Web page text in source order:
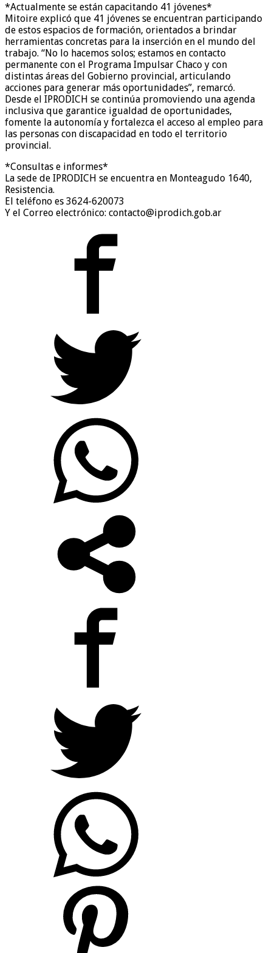
*Actualmente se están capacitando 41 jóvenes*
Mitoire explicó que 41 jóvenes se encuentran participando
de estos espacios de formación, orientados a brindar
herramientas concretas para la inserción en el mundo del
trabajo. “No lo hacemos solos; estamos en contacto
permanente con el Programa Impulsar Chaco y con
distintas áreas del Gobierno provincial, articulando
acciones para generar más oportunidades”, remarcó.
Desde el IPRODICH se continúa promoviendo una agenda
inclusiva que garantice igualdad de oportunidades,
fomente la autonomía y fortalezca el acceso al empleo para
las personas con discapacidad en todo el territorio
provincial.
*Consultas e informes*
La sede de IPRODICH se encuentra en Monteagudo 1640,
Resistencia.
El teléfono es 3624-620073
Y el Correo electrónico: contacto@iprodich.gob.ar